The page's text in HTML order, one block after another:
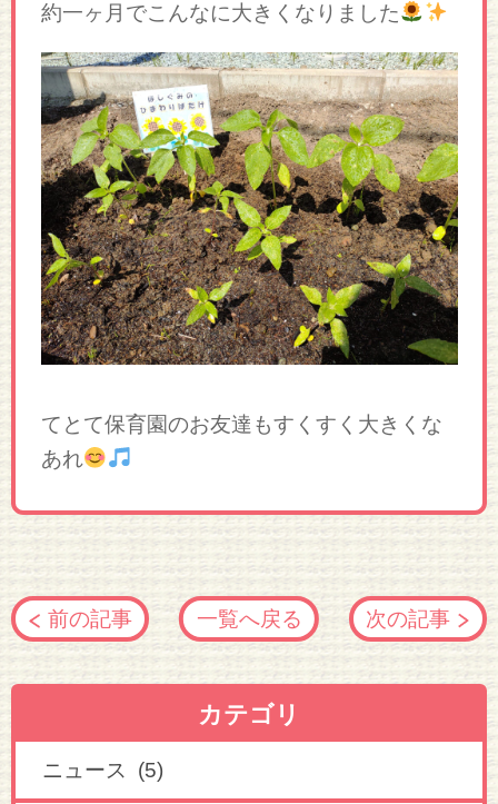
約一ヶ月でこんなに大きくなりました
てとて保育園のお友達もすくすく大きくな
あれ
前の記事 一覧へ戻る 次の記事
カテゴリ
ニュース (5)